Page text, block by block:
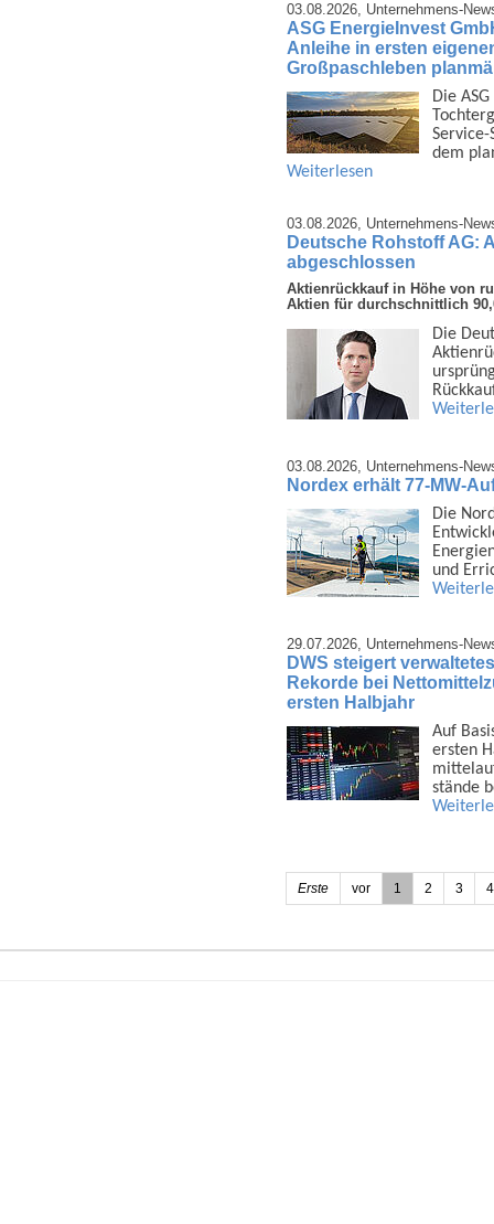
03.08.2026, Unternehmens-
ASG EnergieInvest
Anleihe in ersten
Großpaschleben
Die
Service-
dem
Weiterlesen
03.08.2026, Unternehmens-
Deutsche Rohstoff AG:
abgeschlossen
Aktienrückkauf in Höhe von
Aktien für durchschnittlich
Die
03.08.2026, Unternehmens-
Nordex erhält 77-MW-
Die
und
29.07.2026, Unternehmens-
DWS steigert
Rekorde bei
ersten Halbjahr
Auf
ersten
stände
Erste vor 1 2 3 4